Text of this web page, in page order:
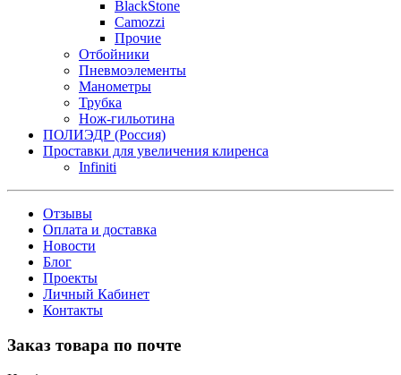
BlackStone
Camozzi
Прочие
Отбойники
Пневмоэлементы
Манометры
Трубка
Нож-гильотина
ПОЛИЭДР (Россия)
Проставки для увеличения клиренса
Infiniti
Отзывы
Оплата и доставка
Новости
Блог
Проекты
Личный Кабинет
Контакты
Заказ товара по почте